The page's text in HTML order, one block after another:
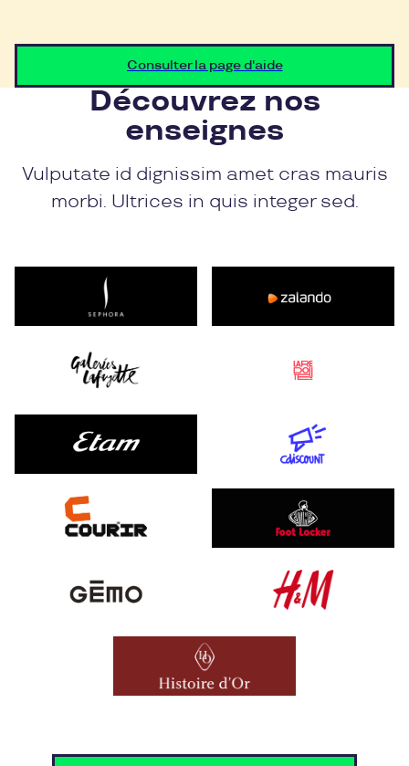
Consulter la page d'aide
Découvrez nos
enseignes
Vulputate id dignissim amet cras mauris
morbi. Ultrices in quis integer sed.